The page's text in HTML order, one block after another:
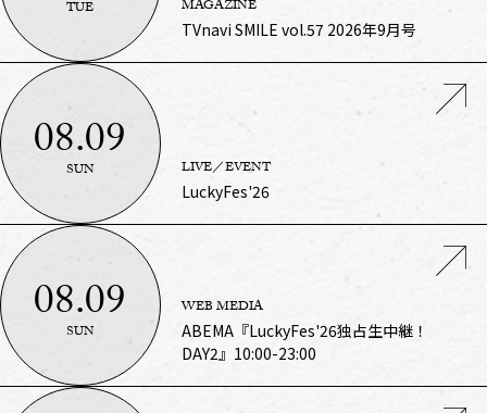
TUE
MAGAZINE
TVnavi SMILE vol.57 2026年9月号
08.09
SUN
LIVE／EVENT
LuckyFes'26
08.09
SUN
WEB MEDIA
ABEMA『LuckyFes'26独占生中継！
DAY2』10:00-23:00